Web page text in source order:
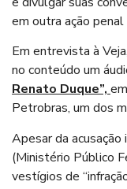
em outra ação
Em entrevista à
no conteúdo um
Renato Duque”,
Petrobras, um dos
Apesar da
(Ministério Público
vestígios de